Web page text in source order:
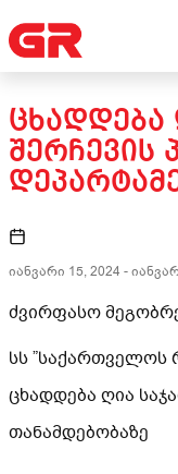
ᲪᲮᲐᲓᲓᲔᲑᲐ
ᲨᲔᲠᲩᲔᲕᲘᲡ
იანვარი 15, 2024 -
ძვირფასო
სს ”საქართველოს
ცხადდება ღია
თანამდებობაზე